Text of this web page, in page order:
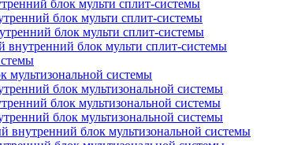
блок мульти сплит-системы
блок мульти сплит-системы
блок мульти сплит-системы
внутренний блок мульти сплит-системы
мультизональной системы
блок мультизональной системы
блок мультизональной системы
блок мультизональной системы
внутренний блок мультизональной системы